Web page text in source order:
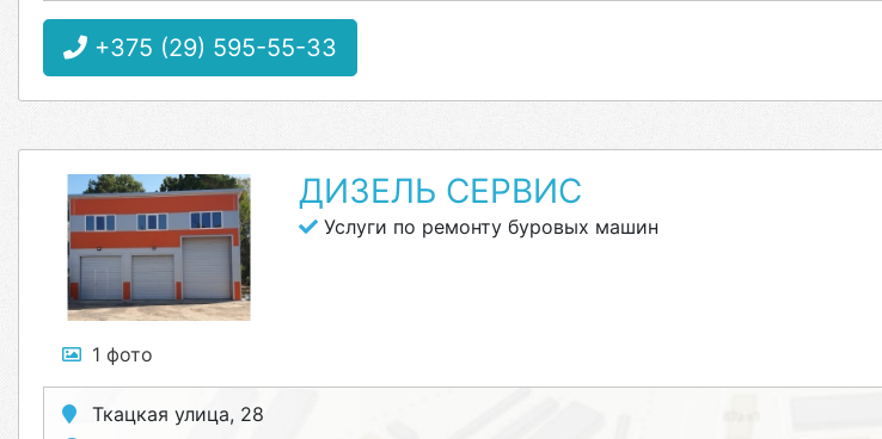
+375 (29) 595-55-33
1 фото
ДИЗЕЛЬ СЕРВИС
Услуги по ремонту буровых машин
Ткацкая улица, 28